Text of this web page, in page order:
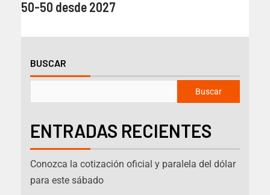
50-50 desde 2027
BUSCAR
Buscar
ENTRADAS RECIENTES
Conozca la cotización oficial y paralela del dólar
para este sábado